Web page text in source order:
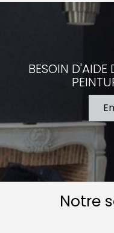
BESOIN D'AIDE
Notre